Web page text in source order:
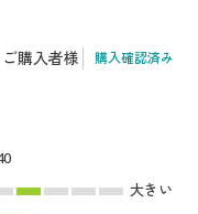
ご購入者様 購入確認済み
大きい